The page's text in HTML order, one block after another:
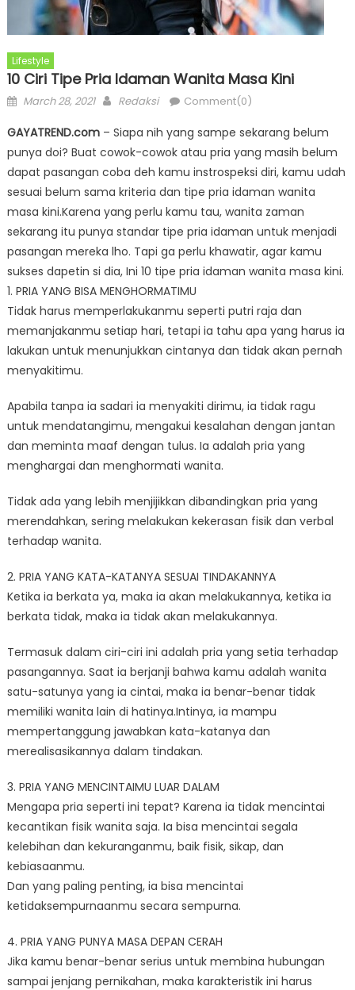
Lifestyle
10 Ciri Tipe Pria Idaman Wanita Masa Kini
Posted
March 28, 2021 Author
Redaksi Comment(0)
GAYATREND.com– Siapa nih yang sampe sekarang belum
punya doi? Buat cowok-cowok atau pria yang masih belum
dapat pasangan coba deh kamu instrospeksi diri, kamu udah
sesuai belum sama kriteria dan tipe pria idaman wanita
masa kini.Karena yang perlu kamu tau, wanita zaman
sekarang itu punya standar tipe pria idaman untuk menjadi
pasangan mereka lho. Tapi ga perlu khawatir, agar kamu
sukses dapetin si dia, Ini 10 tipe pria idaman wanita masa kini.
1. PRIA YANG BISA MENGHORMATIMU
Tidak harus memperlakukanmu seperti putri raja dan
memanjakanmu setiap hari, tetapi ia tahu apa yang harus ia
lakukan untuk menunjukkan cintanya dan tidak akan pernah
menyakitimu.
Apabila tanpa ia sadari ia menyakiti dirimu, ia tidak ragu
untuk mendatangimu, mengakui kesalahan dengan jantan
dan meminta maaf dengan tulus. Ia adalah pria yang
menghargai dan menghormati wanita.
Tidak ada yang lebih menjijikkan dibandingkan pria yang
merendahkan, sering melakukan kekerasan fisik dan verbal
terhadap wanita.
2. PRIA YANG KATA-KATANYA SESUAI TINDAKANNYA
Ketika ia berkata ya, maka ia akan melakukannya, ketika ia
berkata tidak, maka ia tidak akan melakukannya.
Termasuk dalam ciri-ciri ini adalah pria yang setia terhadap
pasangannya. Saat ia berjanji bahwa kamu adalah wanita
satu-satunya yang ia cintai, maka ia benar-benar tidak
memiliki wanita lain di hatinya.Intinya, ia mampu
mempertanggung jawabkan kata-katanya dan
merealisasikannya dalam tindakan.
3. PRIA YANG MENCINTAIMU LUAR DALAM
Mengapa pria seperti ini tepat? Karena ia tidak mencintai
kecantikan fisik wanita saja. Ia bisa mencintai segala
kelebihan dan kekuranganmu, baik fisik, sikap, dan
kebiasaanmu.
Dan yang paling penting, ia bisa mencintai
ketidaksempurnaanmu secara sempurna.
4. PRIA YANG PUNYA MASA DEPAN CERAH
Jika kamu benar-benar serius untuk membina hubungan
sampai jenjang pernikahan, maka karakteristik ini harus